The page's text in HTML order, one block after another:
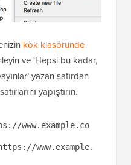
kök klasöründe
ve ‘Hepsi bu kadar,
yazan satırdan
yapıştırın.
www.example.co
www.example.